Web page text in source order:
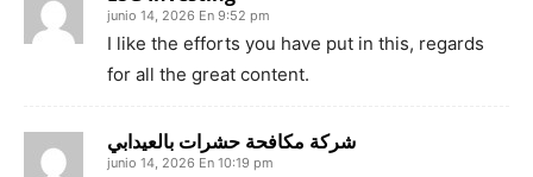
junio 14, 2026 En 9:52 pm
I like the efforts you have put in this, regards
for all the great content.
شركة مكافحة حشرات بالعيدابي
junio 14, 2026 En 10:19 pm